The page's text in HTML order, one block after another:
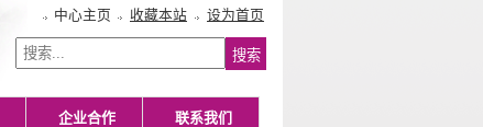
中心主页 收藏本站 设为首页
企业合作 联系我们